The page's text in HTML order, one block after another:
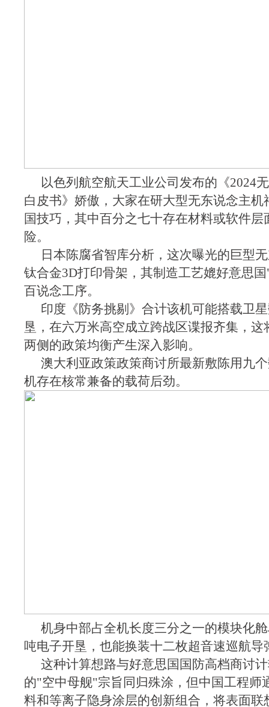
以色列航空航天工业公司发布的《2024
白皮书》娇傲，大家在研大型无东说念主机
国技巧，其中百分之七十存在材料或软件层
险。
日本陈腐省智库分析，这次曝光的巨型
钛合金3D打印骨架，其制造工艺媲好意思
百说念工序。
印度《防务挑剔》合计该机可能搭载卫
垦，在六万米高空成立跨战区谍报齐集，这
两侧的政策均衡产生深入影响。
澳大利亚政策政策商讨所最新敷陈用九
机存在核常兼备的载荷后劲。
机身中部占全机长度三分之一的模块化
吨电子开垦，也能换装十二枚超音速巡航导
这种计算想路与好意思国国防高档商讨
的"空中母舰"宗旨同归殊涂，但中国工程师
料和等离子隐身涂层的创新组合，将表面联